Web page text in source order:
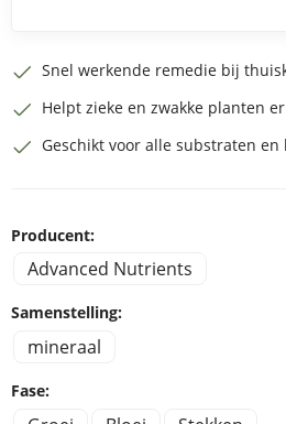
Snel werkende remedie bij
Helpt zieke en zwakke planten
Geschikt voor alle substraten en
Producent:
Advanced Nutrients
Samenstelling:
mineraal
Fase: